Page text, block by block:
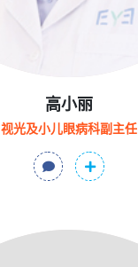
高小丽
视光及小儿眼病科副主任